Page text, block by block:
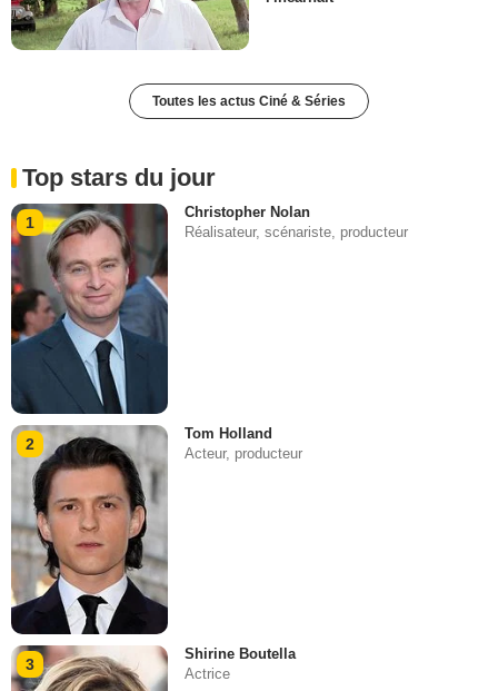
Toutes les actus Ciné & Séries
Top stars du jour
1
Christopher Nolan
Réalisateur, scénariste, producteur
2
Tom Holland
Acteur, producteur
3
Shirine Boutella
Actrice